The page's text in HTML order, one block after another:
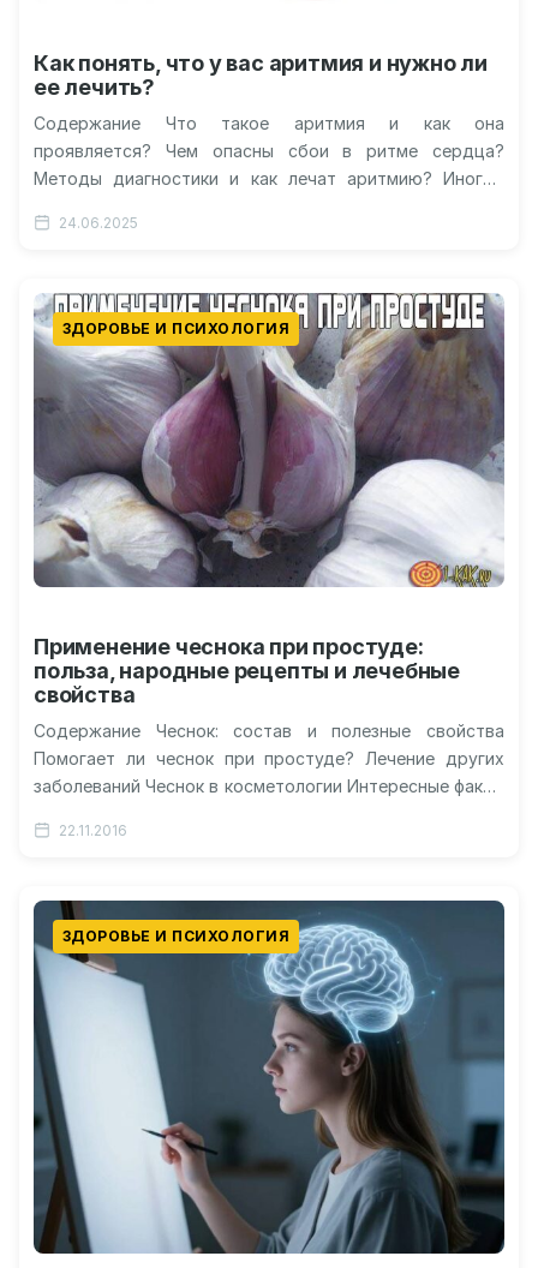
Как понять, что у вас аритмия и нужно ли
ее лечить?
Содержание Что такое аритмия и как она
проявляется? Чем опасны сбои в ритме сердца?
Методы диагностики и как лечат аритмию? Иногда
24.06.2025
ЗДОРОВЬЕ И ПСИХОЛОГИЯ
Применение чеснока при простуде:
польза, народные рецепты и лечебные
свойства
Содержание Чеснок: состав и полезные свойства
Помогает ли чеснок при простуде? Лечение других
заболеваний Чеснок в косметологии Интересные факты
22.11.2016
ЗДОРОВЬЕ И ПСИХОЛОГИЯ